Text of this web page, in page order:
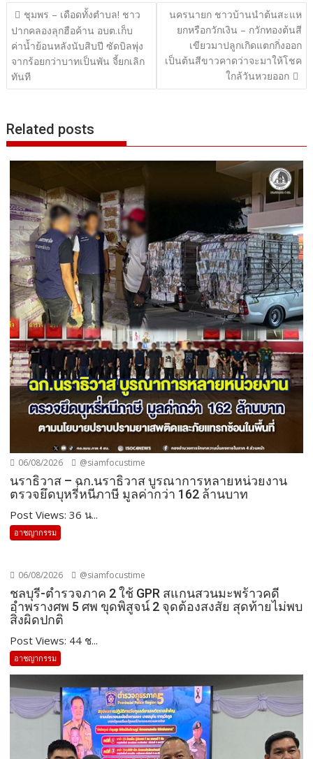
แนะแนว
เรื่อง
ชุมพร – เดือดทั้งตำบล! ชาว
ปากคลองลุกฮือค้าน อบต.เก็บ
ค่าน้ำย้อนหลังนับสิบปี ซัดบิลพุ่ง
จากร้อยกว่าบาทเป็นพัน จี้ยกเลิก
ทันที
นครนายก ชาวบ้านนำต้นสะแห
ยกหรือกวักเงิน – กวักทองต้นสี
เขียวมาปลูกเกิดแตกกิ่งออก
เป็นต้นสีขาวคาดว่าจะมาให้โชค
ใกล้วันหวยออก
Related posts
06/08/2026 @siamfocustime
นราธิวาส – ฉก.นราธิวาส บูรณาการหลายหน่วยงาน
ตรวจยึดบุหรี่หนีภาษี มูลค่ากว่า 162 ล้านบาท
Post Views: 36 น...
อาชญากรรม
06/08/2026 @siamfocustime
ชลบุรี-ตำรวจภาค 2 ใช้ GPR สแกนสวนมะพร้าวคดี
อำพรางศพ 5 ศพ ขุดพิสูจน์ 2 จุดต้องสงสัย สุดท้ายไม่พบ
สิ่งผิดปกติ
Post Views: 44 ช...
อาชญากรรม